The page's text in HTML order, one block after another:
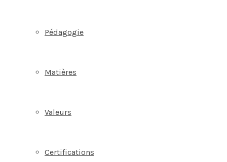
Pédagogie
Matières
Valeurs
Certifications